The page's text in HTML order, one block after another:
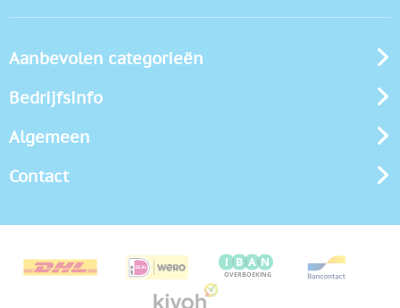
Aanbevolen categorieën
Bedrijfsinfo
Algemeen
Contact